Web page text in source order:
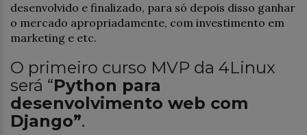
desenvolvido e finalizado, para só depois disso ganhar
o mercado apropriadamente, com investimento em
marketing e etc.
O primeiro curso MVP da 4Linux
será “Python para
desenvolvimento web com
Django”.